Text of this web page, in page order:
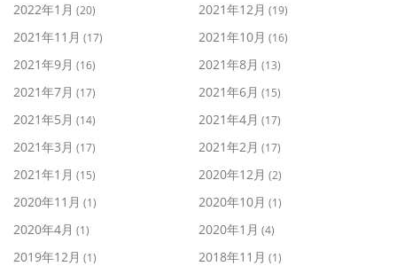
2022年1月 (20) 2021年12月 (19)
2021年11月 (17) 2021年10月 (16)
2021年9月 (16) 2021年8月 (13)
2021年7月 (17) 2021年6月 (15)
2021年5月 (14) 2021年4月 (17)
2021年3月 (17) 2021年2月 (17)
2021年1月 (15) 2020年12月 (2)
2020年11月 (1) 2020年10月 (1)
2020年4月 (1) 2020年1月 (4)
2019年12月 (1) 2018年11月 (1)